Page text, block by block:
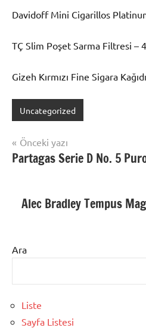
Davidoff Mini Cigarillos
TÇ Slim Poşet Sarma Filtresi –
Gizeh Kırmızı Fine Sigara
Uncategorized
Yazı
gezinmesi
Önceki yazı
Partagas Serie D No. 5
Alec Bradley Tempus
Ara
Liste
Sayfa Listesi